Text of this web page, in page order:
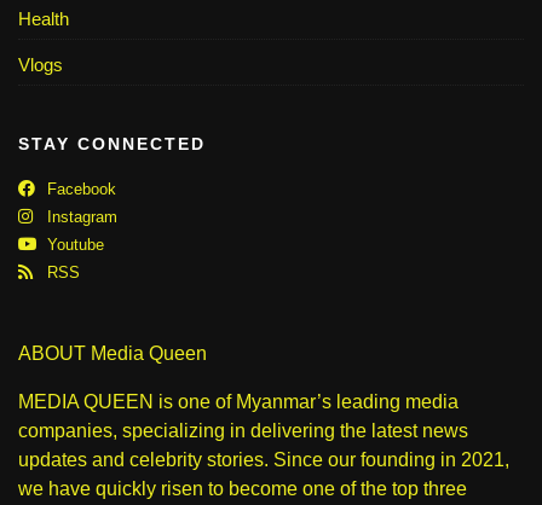
Health
Vlogs
STAY CONNECTED
Facebook
Instagram
Youtube
RSS
ABOUT Media Queen
MEDIA QUEEN is one of Myanmar’s leading media
companies, specializing in delivering the latest news
updates and celebrity stories. Since our founding in 2021,
we have quickly risen to become one of the top three